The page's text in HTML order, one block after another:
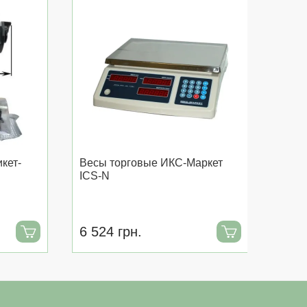
Весы торговые ИКС-Маркет
ICS-N
6 524 грн.